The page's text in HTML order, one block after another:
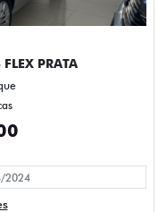
PRATA
2024